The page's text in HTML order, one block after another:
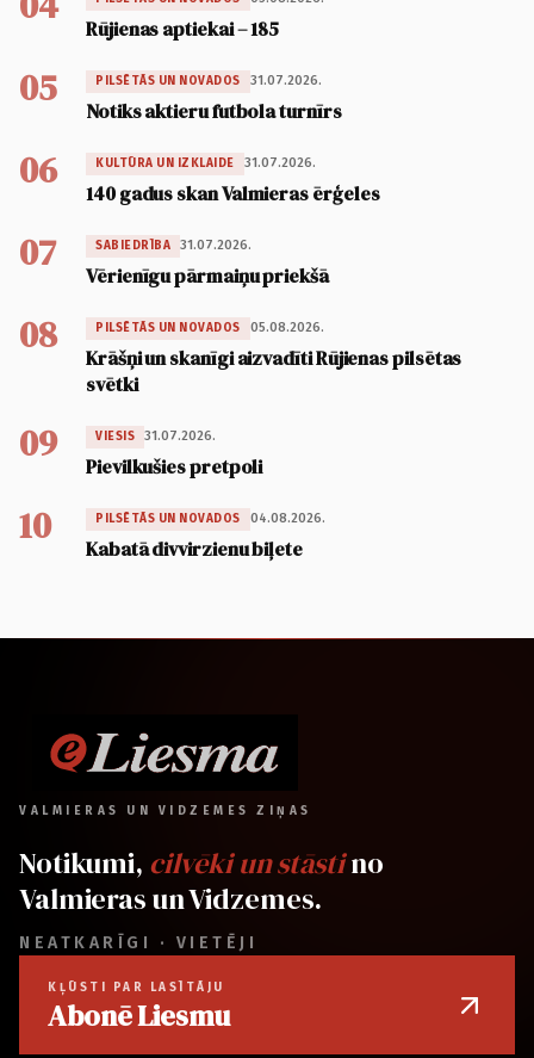
Rūjienas aptiekai – 185
05 PILSĒTĀS UN NOVADOS 31.07.2026.
Notiks aktieru futbola turnīrs
06 KULTŪRA UN IZKLAIDE 31.07.2026.
140 gadus skan Valmieras ērģeles
07 SABIEDRĪBA 31.07.2026.
Vērienīgu pārmaiņu priekšā
08 PILSĒTĀS UN NOVADOS 05.08.2026.
Krāšņi un skanīgi aizvadīti Rūjienas pilsētas
svētki
09 VIESIS 31.07.2026.
Pievilkušies pretpoli
10 PILSĒTĀS UN NOVADOS 04.08.2026.
Kabatā divvirzienu biļete
VALMIERAS UN VIDZEMES ZIŅAS
Notikumi, cilvēki un stāstino
Valmieras un Vidzemes.
NEATKARĪGI · VIETĒJI
KĻŪSTI PAR LASĪTĀJU
Abonē Liesmu